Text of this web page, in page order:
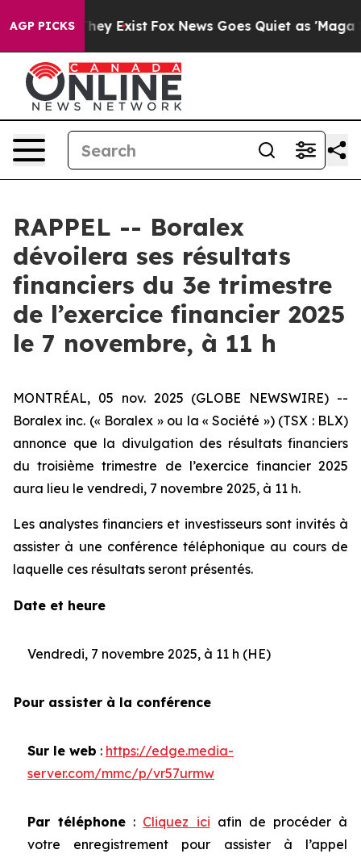
AGP PICKS
Proof They Exist Fox News Goes Quiet as 'Maga
RAPPEL -- Boralex
dévoilera ses résultats
financiers du 3e trimestre
de l’exercice financier 2025
le 7 novembre, à 11 h
MONTRÉAL, 05 nov. 2025 (GLOBE NEWSWIRE) --
Boralex inc. (« Boralex » ou la « Société ») (TSX : BLX)
annonce que la divulgation des résultats financiers
du troisième trimestre de l’exercice financier 2025
aura lieu le vendredi, 7 novembre 2025, à 11 h.
Les analystes financiers et investisseurs sont invités à
assister à une conférence téléphonique au cours de
laquelle ces résultats seront présentés.
Date et heure
Vendredi, 7 novembre 2025, à 11 h (HE)
Pour assister à la conférence
Sur le web : https://edge.media-
server.com/mmc/p/vr57urmw
Par téléphone : Cliquez ici afin de procéder à
votre enregistrement pour assister à l’appel